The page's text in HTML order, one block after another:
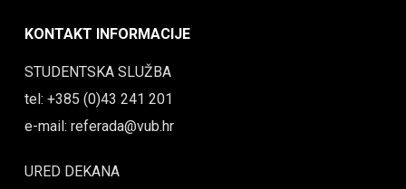
KONTAKT INFORMACIJE
STUDENTSKA SLUŽBA
tel: +385 (0)43 241 201
e-mail: referada@vub.hr
URED DEKANA